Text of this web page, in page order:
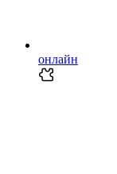
онлайн